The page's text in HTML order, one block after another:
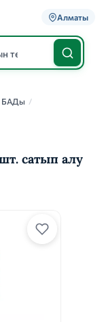
Алматы
БАДы /
сатып алу